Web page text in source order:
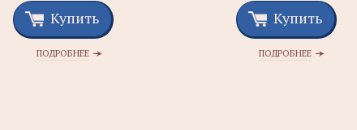
Купить
ПОДРОБНЕЕ
Купить
ПОДРОБНЕЕ